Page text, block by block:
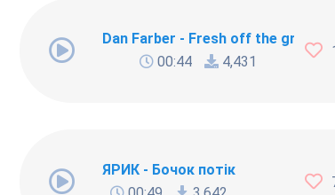
Dan Farber - Fresh off the grill
00:44
4,431
ЯРИК - Бочок потiк